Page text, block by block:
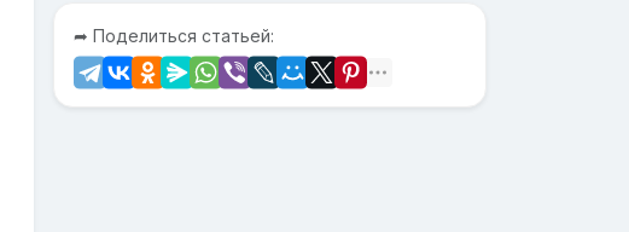
➦ Поделиться статьей: